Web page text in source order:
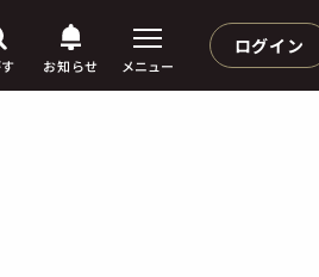
お知らせ メニュー
ログイン